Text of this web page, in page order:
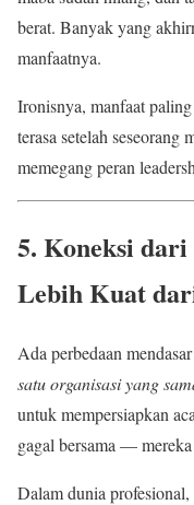
berat. Banyak yang
manfaatnya.
Ironisnya, manfaat
terasa setelah
memegang peran
5. Koneksi
Lebih Kuat
Ada perbedaan
satu organisasi yang
untuk mempersiapkan
gagal bersama —
Dalam dunia